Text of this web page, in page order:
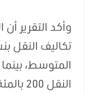
وأكد التقرير أن
المتوسط،
النقل